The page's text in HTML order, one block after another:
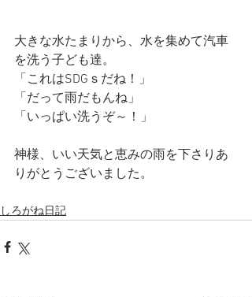
大きな水たまりから、水を集めて汽車
を洗う子ども達。
「これはSDGｓだね！」
「だって雨だもんね」
「いっぱい洗うぞ～！」
神様、いい天気と恵みの雨を下さりあ
りがとうございました。
しろがね日記